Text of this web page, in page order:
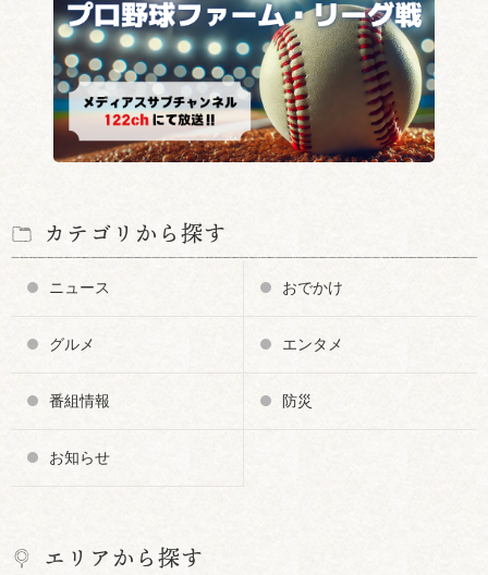
カテゴリから探す
ニュース おでかけ
グルメ エンタメ
番組情報 防災
お知らせ
エリアから探す